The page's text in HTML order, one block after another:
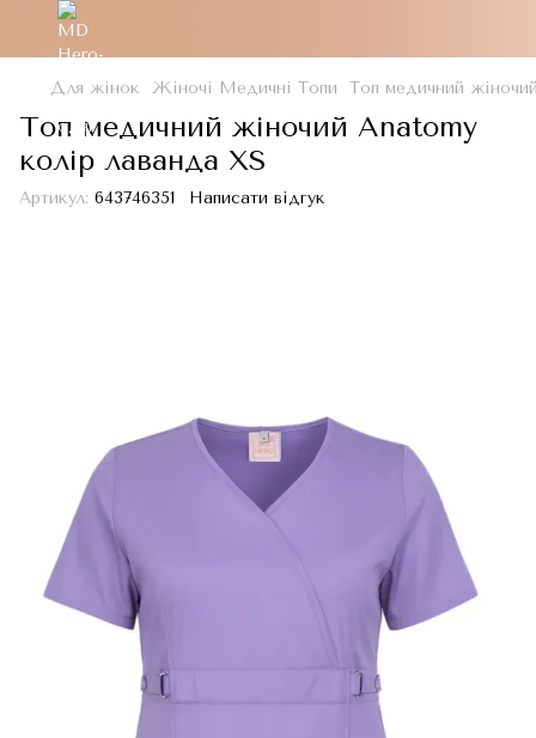
Для жінок Жіночі Медичні Топи Топ медичний
Топ медичний жіночий Anatomy
колір лаванда XS
Артикул: 643746351 Написати відгук